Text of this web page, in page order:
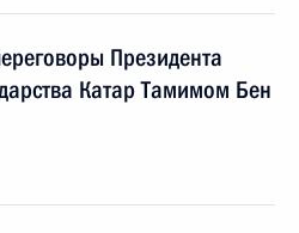
Президента
Катар Тамимом Бен